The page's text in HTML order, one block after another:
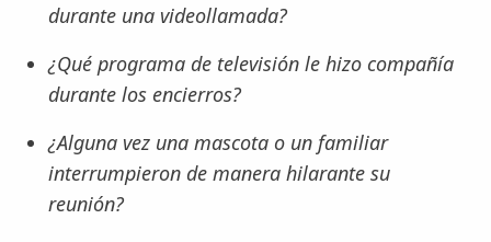
durante una videollamada?
¿Qué programa de televisión le hizo compañía
durante los encierros?
¿Alguna vez una mascota o un familiar
interrumpieron de manera hilarante su
reunión?